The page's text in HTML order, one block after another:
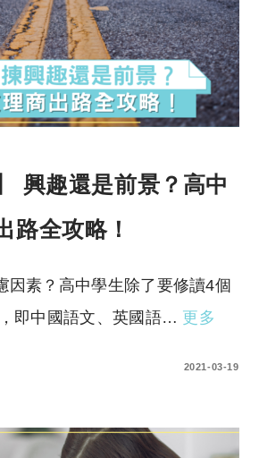
興趣還是前景？高中
路全攻略！
因素？高中學生除了要修讀4個
即中國語文、英國語… 更多
2021-03-19